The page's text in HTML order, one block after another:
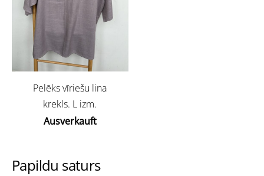
Papildu saturs
Pelēks vīriešu lina
krekls. L izm.
Ausverkauft